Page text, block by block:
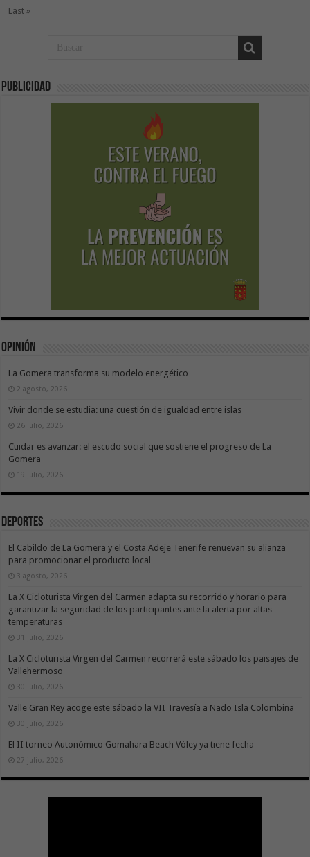
Last »
Publicidad
Opinión
La Gomera transforma su modelo energético
2 agosto, 2026
Vivir donde se estudia: una cuestión de igualdad entre islas
26 julio, 2026
Cuidar es avanzar: el escudo social que sostiene el progreso de La
Gomera
19 julio, 2026
Deportes
El Cabildo de La Gomera y el Costa Adeje Tenerife renuevan su alianza
para promocionar el producto local
3 agosto, 2026
La X Cicloturista Virgen del Carmen adapta su recorrido y horario para
garantizar la seguridad de los participantes ante la alerta por altas
temperaturas
31 julio, 2026
La X Cicloturista Virgen del Carmen recorrerá este sábado los paisajes de
Vallehermoso
30 julio, 2026
Valle Gran Rey acoge este sábado la VII Travesía a Nado Isla Colombina
30 julio, 2026
El II torneo Autonómico Gomahara Beach Vóley ya tiene fecha
27 julio, 2026